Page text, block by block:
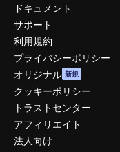
ドキュメント
サポート
利用規約
プライバシーポリシー
オリジナル 新規
クッキーポリシー
トラストセンター
アフィリエイト
法人向け